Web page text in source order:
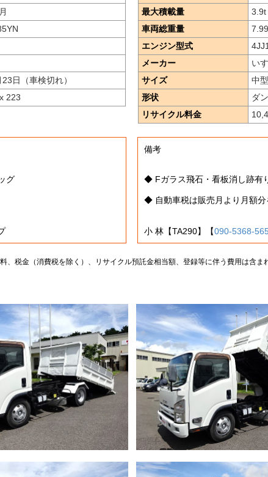
日（車検切れ）
223
最大積載量
3.9t
車両総重量
エンジン型式
メーカー
いす
サイズ
中型
形状
ダ
リサイクル料金
グ
備考
◆ Fガラス飛石・看板消し跡有
◆ 自動車税は販売月より月額分
小 林【TA290】【090-5368-
、税金（消費税を除く）、リサイクル預託金相当額、登録等に伴う費用は含ま